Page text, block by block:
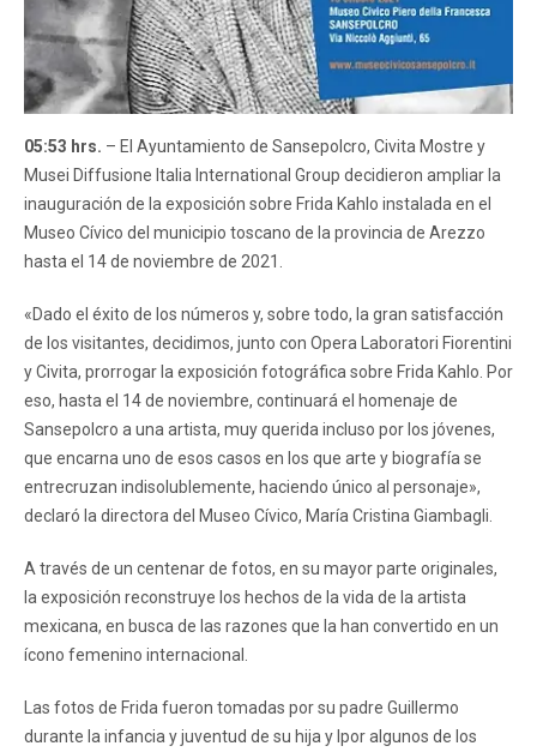
05:53 hrs. – El Ayuntamiento de Sansepolcro, Civita Mostre y
Musei Diffusione Italia International Group decidieron ampliar la
inauguración de la exposición sobre Frida Kahlo instalada en el
Museo Cívico del municipio toscano de la provincia de Arezzo
hasta el 14 de noviembre de 2021.
«Dado el éxito de los números y, sobre todo, la gran satisfacción
de los visitantes, decidimos, junto con Opera Laboratori Fiorentini
y Civita, prorrogar la exposición fotográfica sobre Frida Kahlo. Por
eso, hasta el 14 de noviembre, continuará el homenaje de
Sansepolcro a una artista, muy querida incluso por los jóvenes,
que encarna uno de esos casos en los que arte y biografía se
entrecruzan indisolublemente, haciendo único al personaje»,
declaró la directora del Museo Cívico, María Cristina Giambagli.
A través de un centenar de fotos, en su mayor parte originales,
la exposición reconstruye los hechos de la vida de la artista
mexicana, en busca de las razones que la han convertido en un
ícono femenino internacional.
Las fotos de Frida fueron tomadas por su padre Guillermo
durante la infancia y juventud de su hija y lpor algunos de los